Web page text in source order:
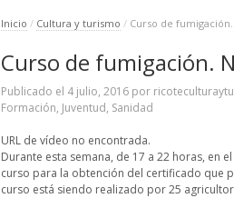
Inicio / Cultura y turismo / Curso de
Curso de fumigación.
Publicado el 4 julio, 2016 por
Formación, Juventud, Sanidad
URL de vídeo no encontrada.
Durante esta semana, de 17 a 22 horas, en
curso para la obtención del certificado que
curso está siendo realizado por 25